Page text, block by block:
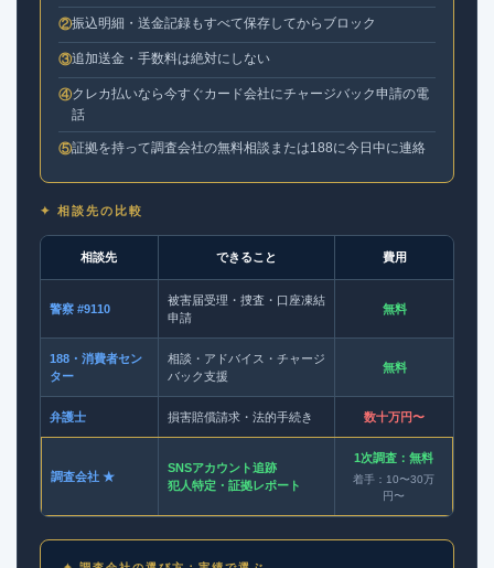
②振込明細・送金記録もすべて保存してからブロック
③追加送金・手数料は絶対にしない
④クレカ払いなら今すぐカード会社にチャージバック申請の電
話
⑤証拠を持って調査会社の無料相談または188に今日中に連絡
✦ 相談先の比較
相談先 できること 費用
警察 #9110
被害届受理・捜査・口座凍結
申請
無料
188・消費者セン
ター
相談・アドバイス・チャージ
バック支援
無料
弁護士 損害賠償請求・法的手続き 数十万円〜
調査会社 ★
SNSアカウント追跡
犯人特定・証拠レポート
1次調査：無料
着手：10〜30万
円〜